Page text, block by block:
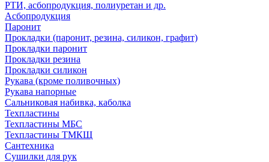
РТИ, асбопродукция, полиуретан и др.
Асбопродукция
Паронит
Прокладки (паронит, резина, силикон, графит)
Прокладки паронит
Прокладки резина
Прокладки силикон
Рукава (кроме поливочных)
Рукава напорные
Сальниковая набивка, каболка
Техпластины
Техпластины МБС
Техпластины ТМКЩ
Сантехника
Сушилки для рук